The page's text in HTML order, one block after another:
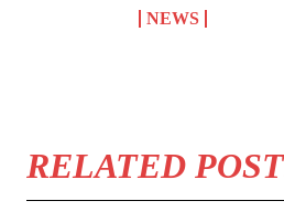
NEWS
RELATED